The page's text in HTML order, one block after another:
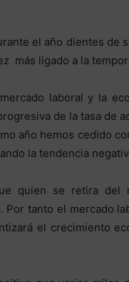
el año dientes de
más ligado a la
laboral y la
de la tasa de
año hemos cedido
la tendencia
quien se retira del
Por tanto el mercado
el crecimiento